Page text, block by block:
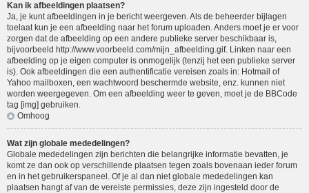
Kan ik afbeeldingen plaatsen?
Ja, je kunt afbeeldingen in je bericht weergeven. Als de beheerder bijlagen
toelaat kun je een afbeelding naar het forum uploaden. Anders moet je er voor
zorgen dat de afbeelding op een andere publieke server beschikbaar is,
bijvoorbeeld http://www.voorbeeld.com/mijn_afbeelding.gif. Linken naar een
afbeelding op je eigen computer is onmogelijk (tenzij het een publieke server
is). Ook afbeeldingen die een authentificatie vereisen zoals in: Hotmail of
Yahoo mailboxen, een wachtwoord beschermde website, enz. kunnen niet
worden weergegeven. Om een afbeelding weer te geven, moet je de BBCode
tag [img] gebruiken.
Omhoog
Wat zijn globale mededelingen?
Globale mededelingen zijn berichten die belangrijke informatie bevatten, je
komt ze dan ook op verschillende plaatsen tegen zoals bovenaan ieder forum
en in het gebruikerspaneel. Of je al dan niet globale mededelingen kan
plaatsen hangt af van de vereiste permissies, deze zijn ingesteld door de